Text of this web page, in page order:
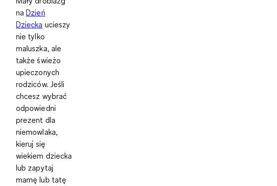
naDzień
Dziecka ucieszy
nie tylko
maluszka, ale
także świeżo
upieczonych
rodziców. Jeśli
chcesz wybrać
odpowiedni
prezent dla
niemowlaka,
kieruj się
wiekiem dziecka
lub zapytaj
mamę lub tatę